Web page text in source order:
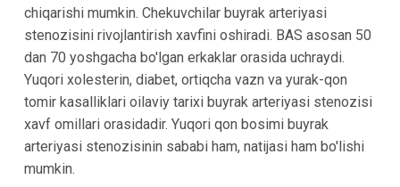
chiqarishi mumkin. Chekuvchilar buyrak arteriyasi
stenozisini rivojlantirish xavfini oshiradi. BAS asosan 50
dan 70 yoshgacha bo'lgan erkaklar orasida uchraydi.
Yuqori xolesterin, diabet, ortiqcha vazn va yurak-qon
tomir kasalliklari oilaviy tarixi buyrak arteriyasi stenozisi
xavf omillari orasidadir. Yuqori qon bosimi buyrak
arteriyasi stenozisinin sababi ham, natijasi ham bo'lishi
mumkin.